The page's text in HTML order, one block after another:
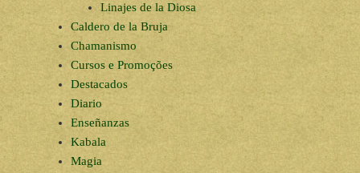
Linajes de la Diosa
Caldero de la Bruja
Chamanismo
Cursos e Promoções
Destacados
Diario
Enseñanzas
Kabala
Magia